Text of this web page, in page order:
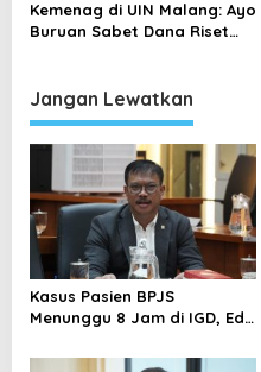
Kemenag di UIN Malang: Ayo
Buruan Sabet Dana Riset
Jangan Lewatkan
Kasus Pasien BPJS
Menunggu 8 Jam di IGD, Edy
dan Jaga Empati Tenaga